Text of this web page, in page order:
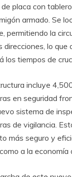
placa con
armado. Se
permitiendo la
direcciones, lo que
los tiempos de
incluye
en seguridad
sistema de
de vigilancia.
más seguro y
a la economía